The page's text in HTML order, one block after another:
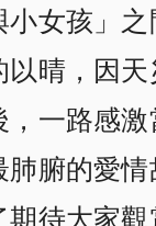
女孩」
晴， 因
一路感
腑的愛
期待大家